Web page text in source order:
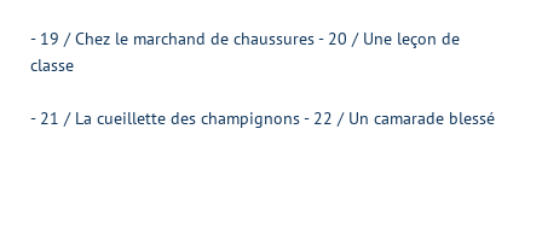
- 19 / Chez le marchand de chaussures - 20 / Une leçon de
classe
- 21 / La cueillette des champignons - 22 / Un camarade blessé